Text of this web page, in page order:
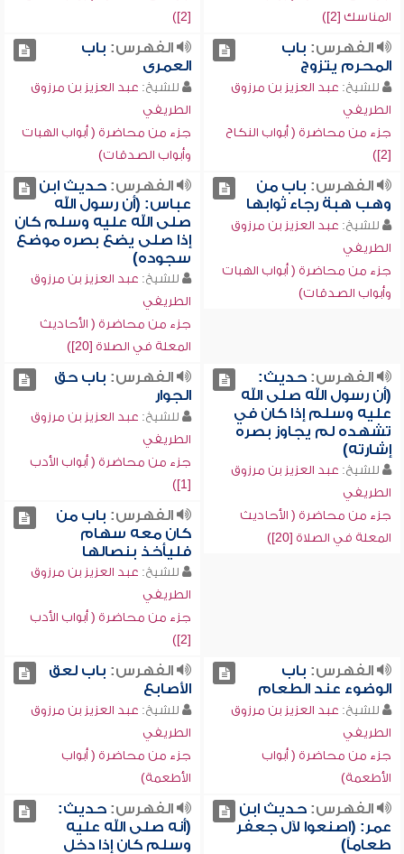
المناسك [2])
[2])
الفهرس: باب
المحرم يتزوج
للشيخ: عبد العزيز بن مرزوق
الطريفي
جزء من محاضرة ( أبواب النكاح
[2])
الفهرس: باب
العمرى
للشيخ: عبد العزيز بن مرزوق
الطريفي
جزء من محاضرة ( أبواب الهبات
وأبواب الصدقات)
الفهرس: باب من
وهب هبة رجاء ثوابها
للشيخ: عبد العزيز بن مرزوق
الطريفي
جزء من محاضرة ( أبواب الهبات
وأبواب الصدقات)
الفهرس:حديث ابن
عباس: (أن رسول الله
صلى الله عليه وسلم كان
إذا صلى يضع بصره موضع
سجوده)
للشيخ: عبد العزيز بن مرزوق
الطريفي
جزء من محاضرة ( الأحاديث
المعلة في الصلاة [20])
الفهرس:حديث:
(أن رسول الله صلى الله
عليه وسلم إذا كان في
تشهده لم يجاوز بصره
إشارته)
للشيخ: عبد العزيز بن مرزوق
الطريفي
جزء من محاضرة ( الأحاديث
المعلة في الصلاة [20])
الفهرس: باب حق
الجوار
للشيخ: عبد العزيز بن مرزوق
الطريفي
جزء من محاضرة ( أبواب الأدب
[1])
الفهرس: باب من
كان معه سهام
فليأخذ بنصالها
للشيخ: عبد العزيز بن مرزوق
الطريفي
جزء من محاضرة ( أبواب الأدب
[2])
الفهرس: باب
الوضوء عند الطعام
للشيخ: عبد العزيز بن مرزوق
الطريفي
جزء من محاضرة ( أبواب
الأطعمة)
الفهرس: باب لعق
الأصابع
للشيخ: عبد العزيز بن مرزوق
الطريفي
جزء من محاضرة ( أبواب
الأطعمة)
الفهرس:حديث ابن
عمر: (اصنعوا لآل جعفر
طعاماً)
الفهرس:حديث:
(أنه صلى الله عليه
وسلم كان إذا دخل